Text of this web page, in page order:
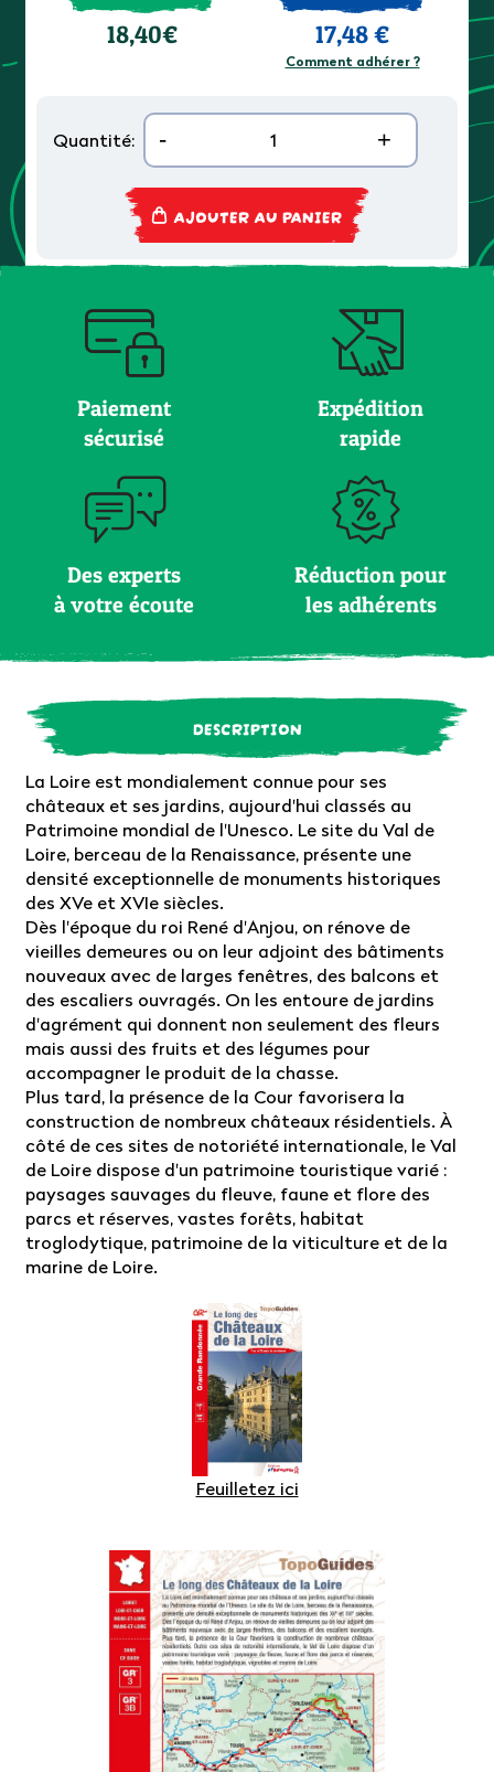
18,40€ 17,48 €
Comment adhérer ?
Quantité: - +
AJOUTER AU PANIER
Paiement
sécurisé
Expédition
rapide
Des experts
à votre écoute
Réduction pour
les adhérents
DESCRIPTION
La Loire est mondialement connue pour ses
châteaux et ses jardins, aujourd'hui classés au
Patrimoine mondial de l'Unesco. Le site du Val de
Loire, berceau de la Renaissance, présente une
densité exceptionnelle de monuments historiques
des XVe et XVIe siècles.
Dès l'époque du roi René d'Anjou, on rénove de
vieilles demeures ou on leur adjoint des bâtiments
nouveaux avec de larges fenêtres, des balcons et
des escaliers ouvragés. On les entoure de jardins
d'agrément qui donnent non seulement des fleurs
mais aussi des fruits et des légumes pour
accompagner le produit de la chasse.
Plus tard, la présence de la Cour favorisera la
construction de nombreux châteaux résidentiels. À
côté de ces sites de notoriété internationale, le Val
de Loire dispose d'un patrimoine touristique varié :
paysages sauvages du fleuve, faune et flore des
parcs et réserves, vastes forêts, habitat
troglodytique, patrimoine de la viticulture et de la
marine de Loire.
Feuilletez ici